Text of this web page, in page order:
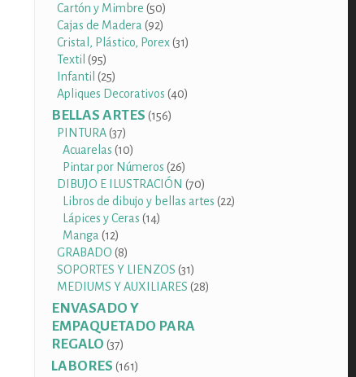
Cartón y Mimbre 5050
productos
Cajas de Madera 9292
productos
Cristal, Plástico, Porex 3131
Textil 9595
productos
Infantil 2525
productos
Apliques Decorativos 4040
BELLAS ARTES 156156
PINTURA 3737
productos
Acuarelas 1010
productos
Pintar por Números 2626
productos
DIBUJO E ILUSTRACIÓN 7070
productos
Libros de dibujo y bellas artes 2222
Lápices y Ceras 1414
Manga 1212
productos
GRABADO 88
productos
SOPORTES Y LIENZOS 3131
productos
MEDIUMS Y AUXILIARES 2828
ENVASADO Y
EMPAQUETADO PARA
REGALO 3737
productos
LABORES 161161